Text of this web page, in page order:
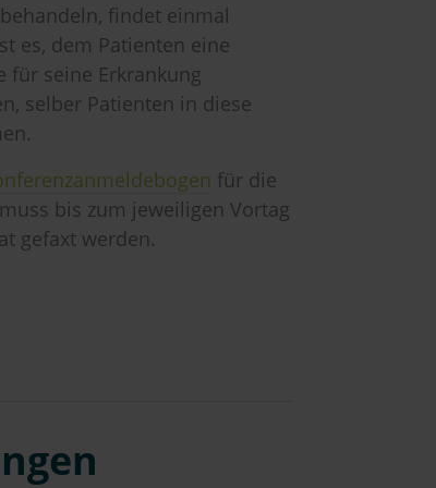
findet einmal
es, dem Patienten eine
für seine Erkrankung
selber Patienten in diese
für die
bis zum jeweiligen Vortag
gefaxt werden.